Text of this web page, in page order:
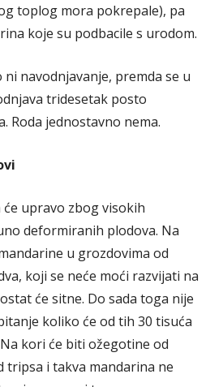
toplog mora pokrepale), pa
koje su podbacile s urodom.
navodnjavanje, premda se u
tridesetak posto
Roda jednostavno nema.
će upravo zbog visokih
deformiranih plodova. Na
u grozdovima od
koji se neće moći razvijati na
će sitne. Do sada toga nije
koliko će od tih 30 tisuća
kori će biti ožegotine od
tripsa i takva mandarina ne